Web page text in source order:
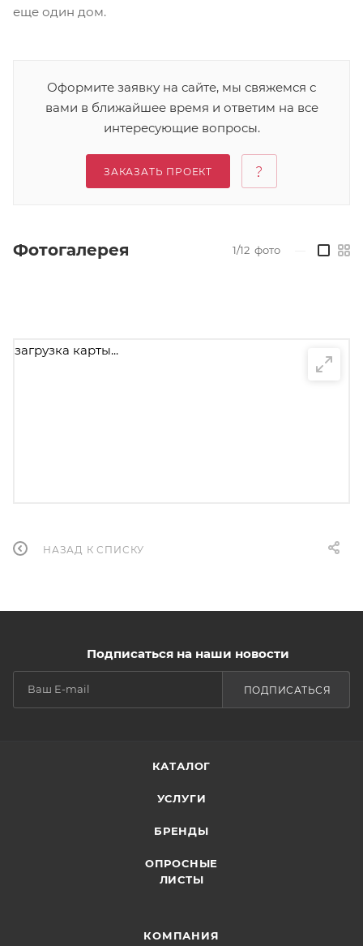
еще один дом.
Оформите заявку на сайте, мы свяжемся с
вами в ближайшее время и ответим на все
интересующие вопросы.
ЗАКАЗАТЬ ПРОЕКТ
Фотогалерея 1/12 фото
загрузка карты...
НАЗАД К СПИСКУ
Подписаться на наши новости
ПОДПИСАТЬСЯ
КАТАЛОГ
УСЛУГИ
БРЕНДЫ
ОПРОСНЫЕ
ЛИСТЫ
КОМПАНИЯ